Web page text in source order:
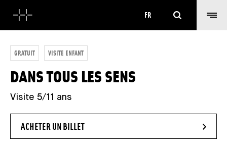
Rechercher
FR
GRATUIT VISITE ENFANT
DANS TOUS LES SENS
Visite 5/11 ans
ACHETER UN BILLET- NOUVELLE FENÊTRE